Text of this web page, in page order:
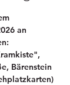
an
Bärenstein